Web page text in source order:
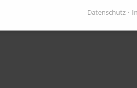
Datenschutz